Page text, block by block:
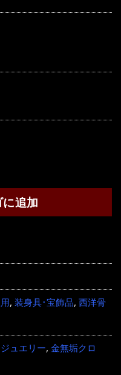
追加
, 装身具･宝飾品, 西洋骨
ジュエリー, 金無垢クロ